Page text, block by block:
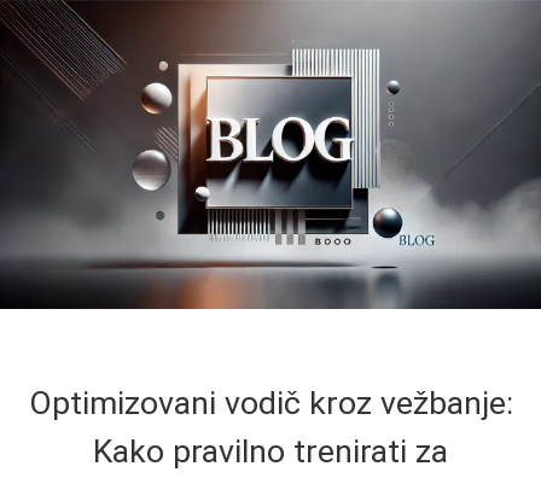
Optimizovani vodič kroz vežbanje:
Kako pravilno trenirati za